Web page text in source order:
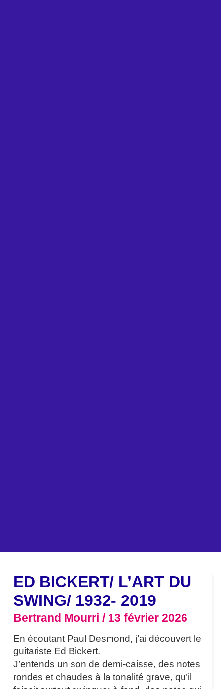
ED BICKERT/ L’ART DU
SWING/ 1932- 2019
Bertrand Mourri 13 février 2026
En écoutant Paul Desmond, j’ai découvert le
guitariste Ed Bickert.
J’entends un son de demi-caisse, des notes
rondes et chaudes à la tonalité grave, qu’il